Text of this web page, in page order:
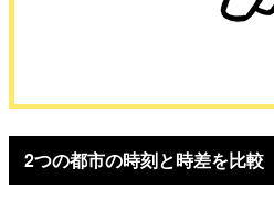
2つの都市の時刻と時差を比較